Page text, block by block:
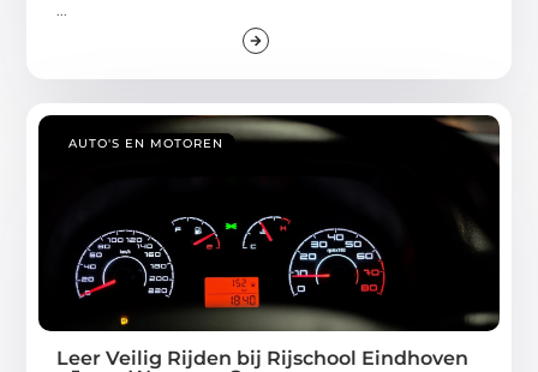
...
AUTO'S EN MOTOREN
Leer Veilig Rijden bij Rijschool Eindhoven